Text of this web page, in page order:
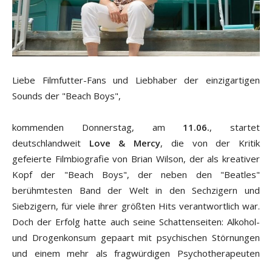
Liebe Filmfutter-Fans und Liebhaber der einzigartigen
Sounds der "Beach Boys",
kommenden Donnerstag, am 11.06., startet
deutschlandweit Love & Mercy, die von der Kritik
gefeierte Filmbiografie von Brian Wilson, der als kreativer
Kopf der "Beach Boys", der neben den "Beatles"
berühmtesten Band der Welt in den Sechzigern und
Siebzigern, für viele ihrer größten Hits verantwortlich war.
Doch der Erfolg hatte auch seine Schattenseiten: Alkohol-
und Drogenkonsum gepaart mit psychischen Störnungen
und einem mehr als fragwürdigen Psychotherapeuten